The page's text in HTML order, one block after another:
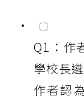
Q1：作
學校長
作者認